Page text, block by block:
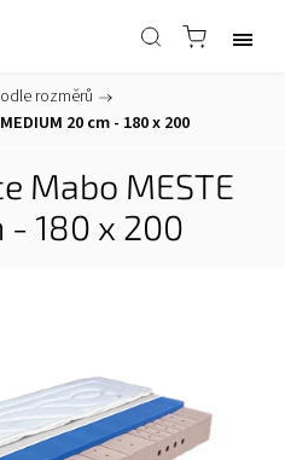
rozměrů /
20 cm - 180 x 200
Mabo MESTE
- 180 x 200